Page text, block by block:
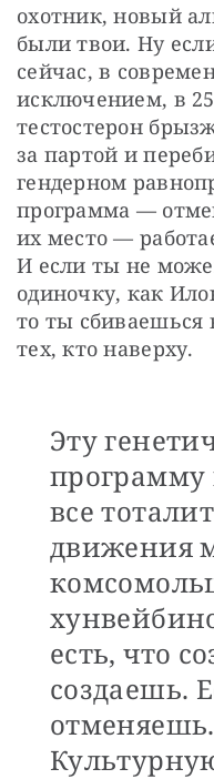
охотник, новый
были твои. Ну
сейчас, в
исключением, в
тестостерон
за партой и
гендерном
программа —
их место —
И если ты не
одиночку, как
то ты сбиваешься
тех, кто наверху.
Эту
программу
все
движения
есть, что
создаешь.